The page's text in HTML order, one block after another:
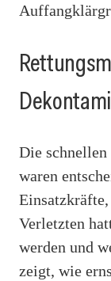
Die
waren
Verletzten
werden und
zeigt, wie